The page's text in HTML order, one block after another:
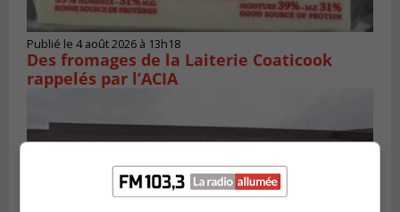
Publié le 4 août 2026 à 13h18
Des fromages de la Laiterie Coaticook
rappelés par l’ACIA